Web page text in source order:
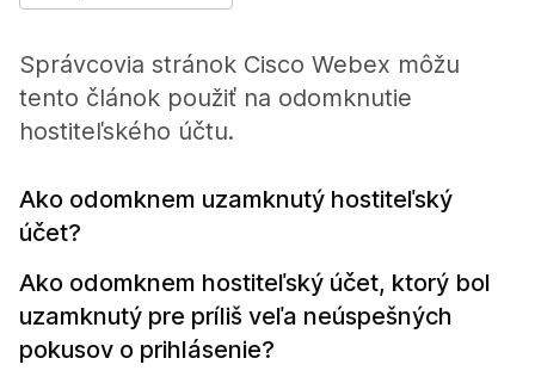
Správcovia stránok Cisco Webex môžu
tento článok použiť na odomknutie
hostiteľského účtu.
Ako odomknem uzamknutý hostiteľský
účet?
Ako odomknem hostiteľský účet, ktorý bol
uzamknutý pre príliš veľa neúspešných
pokusov o prihlásenie?